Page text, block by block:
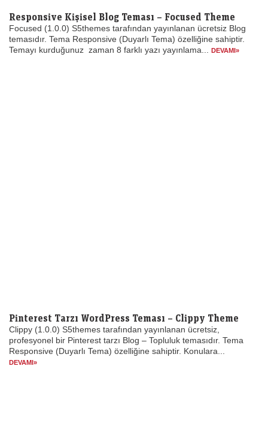
Responsive Kişisel Blog Teması – Focused Theme
Focused (1.0.0) S5themes tarafından yayınlanan ücretsiz Blog
temasıdır. Tema Responsive (Duyarlı Tema) özelliğine sahiptir.
Temayı kurduğunuz zaman 8 farklı yazı yayınlama...
DEVAMI»
Pinterest Tarzı WordPress Teması – Clippy Theme
Clippy (1.0.0) S5themes tarafından yayınlanan ücretsiz,
profesyonel bir Pinterest tarzı Blog – Topluluk temasıdır. Tema
Responsive (Duyarlı Tema) özelliğine sahiptir. Konulara...
DEVAMI»